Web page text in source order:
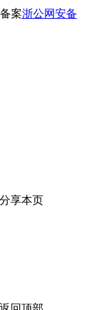
浙公网安备
分享本页